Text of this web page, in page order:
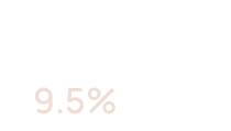
9.5%